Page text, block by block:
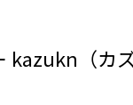
（カ